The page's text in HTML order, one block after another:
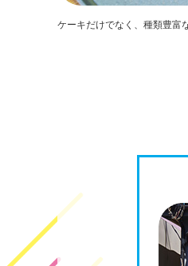
ケーキだけでなく、種類豊富